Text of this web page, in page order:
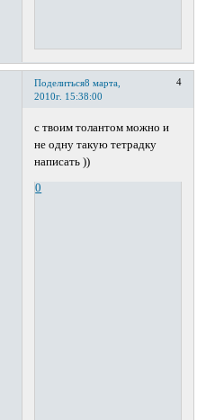
Поделиться 4
8 марта,
2010г. 15:38:00
с твоим толантом можно и
не одну такую тетрадку
написать ))
0